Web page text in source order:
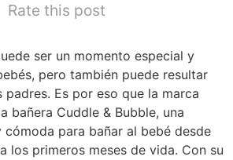
Rate this post
ser un momento especial y
pero también puede resultar
padres. Es por eso que la marca
bañera Cuddle & Bubble, una
para bañar al bebé desde
los primeros meses de vida. Con su